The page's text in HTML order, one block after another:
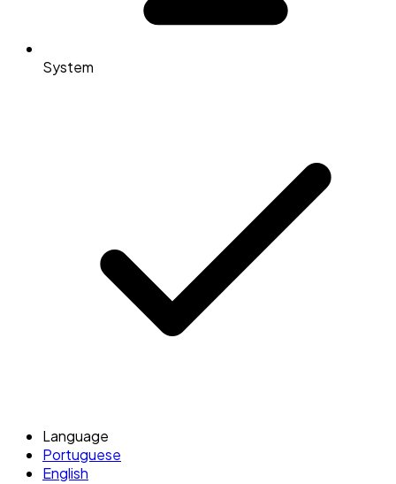
System
Language
Portuguese
English